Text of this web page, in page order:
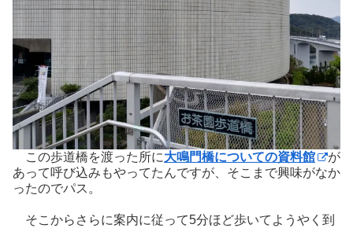
この歩道橋を渡った所に大鳴門橋についての資料館
が
あって呼び込みもやってたんですが、そこまで興味がなか
ったのでパス。
そこからさらに案内に従って5分ほど歩いてようやく到